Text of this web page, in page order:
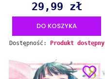
Cena
29,99 zł
DO KOSZYKA
Dostępność: Produkt dostępny